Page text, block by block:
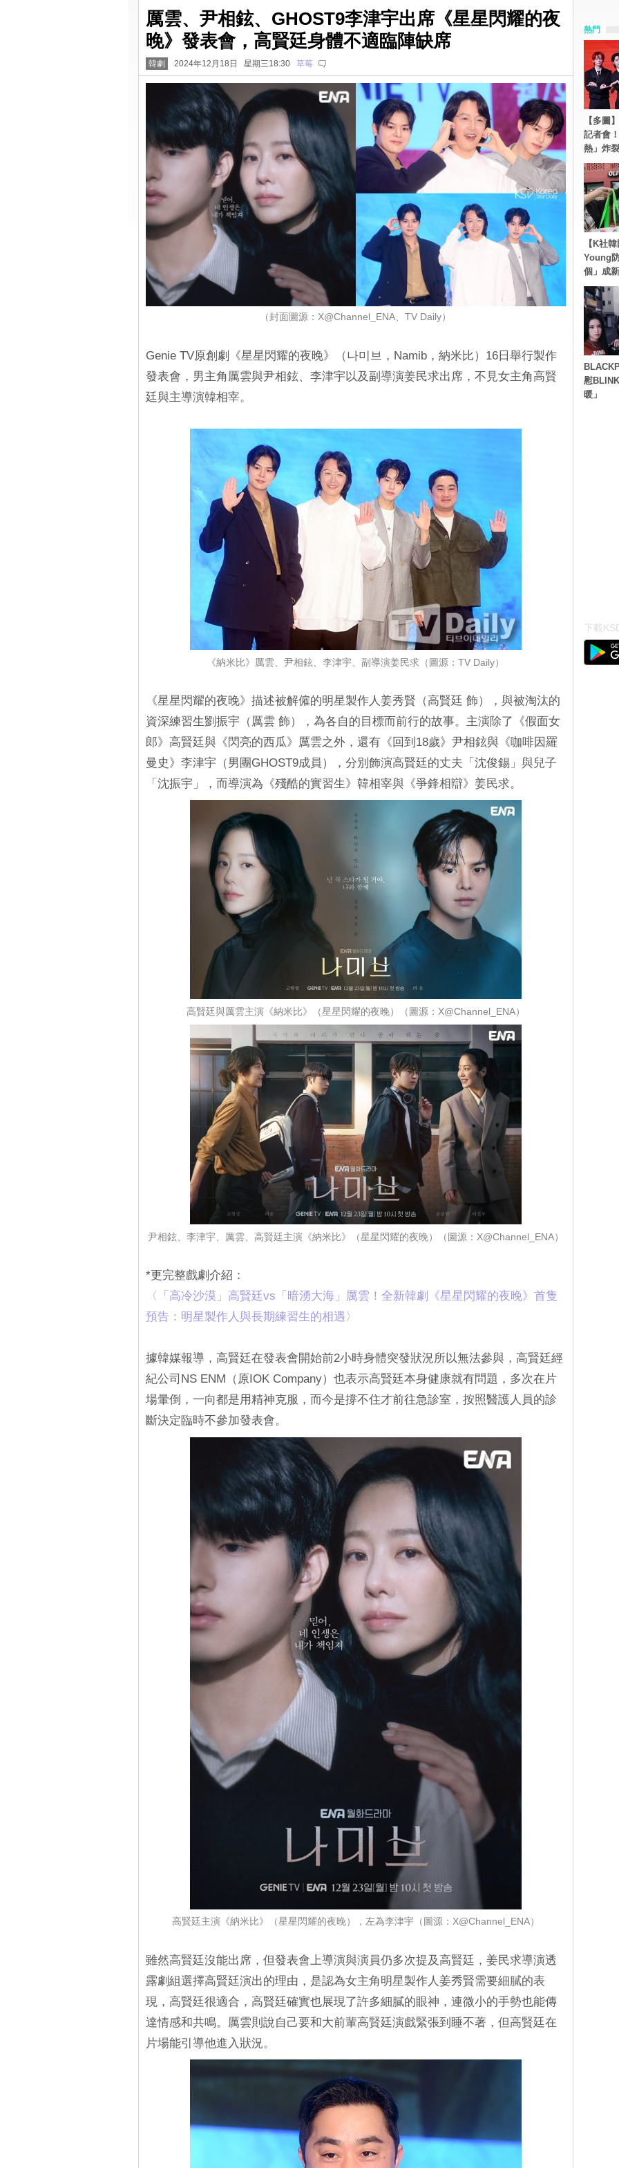
厲雲、尹相鉉、GHOST9李津宇出席《星星閃耀的夜
晚》發表會，高賢廷身體不適臨陣缺席
韓劇 2024年12月18日 星期三18:30 草莓
（封面圖源：X@Channel_ENA、TV Daily）
Genie TV原創劇《星星閃耀的夜晚》（나미브，Namib，納米比）16日舉行製作
發表會，男主角厲雲與尹相鉉、李津宇以及副導演姜民求出席，不見女主角高賢
廷與主導演韓相宰。
《納米比》厲雲、尹相鉉、李津宇、副導演姜民求（圖源：TV Daily）
《星星閃耀的夜晚》描述被解僱的明星製作人姜秀賢（高賢廷 飾），與被淘汰的
資深練習生劉振宇（厲雲 飾），為各自的目標而前行的故事。主演除了《假面女
郎》高賢廷與《閃亮的西瓜》厲雲之外，還有《回到18歲》尹相鉉與《咖啡因羅
曼史》李津宇（男團GHOST9成員），分別飾演高賢廷的丈夫「沈俊錫」與兒子
「沈振宇」，而導演為《殘酷的實習生》韓相宰與《爭鋒相辯》姜民求。
高賢廷與厲雲主演《納米比》（星星閃耀的夜晚）（圖源：X@Channel_ENA）
尹相鉉、李津宇、厲雲、高賢廷主演《納米比》（星星閃耀的夜晚）（圖源：X@Channel_ENA）
*更完整戲劇介紹：
‎〈「高冷沙漠」高賢廷vs「暗湧大海」厲雲！全新韓劇《星星閃耀的夜晚》首隻
預告：明星製作人與長期練習生的相遇‎〉
據韓媒報導，高賢廷在發表會開始前2小時身體突發狀況所以無法參與，高賢廷經
紀公司NS ENM（原IOK Company）也表示高賢廷本身健康就有問題，多次在片
場暈倒，一向都是用精神克服，而今是撐不住才前往急診室，按照醫護人員的診
斷決定臨時不參加發表會。
高賢廷主演《納米比》（星星閃耀的夜晚），左為李津宇（圖源：X@Channel_ENA）
雖然高賢廷沒能出席，但發表會上導演與演員仍多次提及高賢廷，姜民求導演透
露劇組選擇高賢廷演出的理由，是認為女主角明星製作人姜秀賢需要細膩的表
現，高賢廷很適合，高賢廷確實也展現了許多細膩的眼神，連微小的手勢也能傳
達情感和共鳴。厲雲則說自己要和大前輩高賢廷演戲緊張到睡不著，但高賢廷在
片場能引導他進入狀況。
熱門
【多圖
記者會
熱」炸
【K社
Young
個」成
慰
暖」
下載